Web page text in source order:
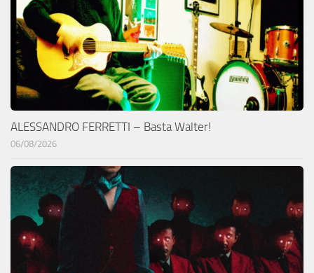
ALESSANDRO FERRETTI – Basta Walter!
06/08/2026